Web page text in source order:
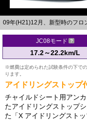
09年(H21)12月、新型時のフロ
JC08モード
17.2～22.2km/L
※燃費は定められた試験条件の下で
ります。
アイドリングストップ
チャイルドシート用アン
たアイドリングストップ
た「X アイドリングスト